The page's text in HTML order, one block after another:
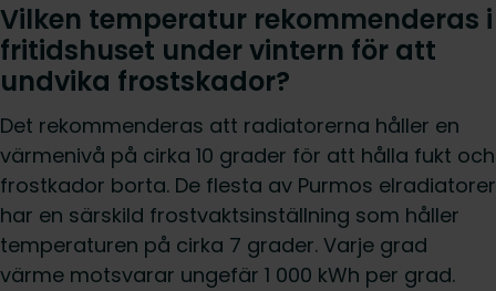
Vilken temperatur rekommenderas i
fritidshuset under vintern för att
undvika frostskador?
Det rekommenderas att radiatorerna håller en
värmenivå på cirka 10 grader för att hålla fukt och
frostkador borta. De flesta av Purmos elradiatorer
har en särskild frostvaktsinställning som håller
temperaturen på cirka 7 grader. Varje grad
värme motsvarar ungefär 1 000 kWh per grad.